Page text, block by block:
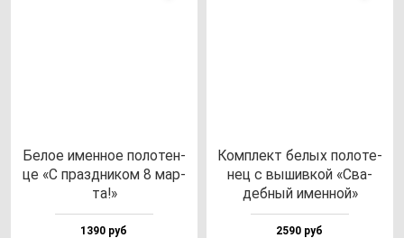
Белое имен­ное по­ло­тен­
це «С праз­дни­ком 8 мар­
та!»
1390 руб
Ком­плект бе­лых по­ло­те­
нец с вы­шив­кой «Сва­
деб­ный имен­ной»
2590 руб